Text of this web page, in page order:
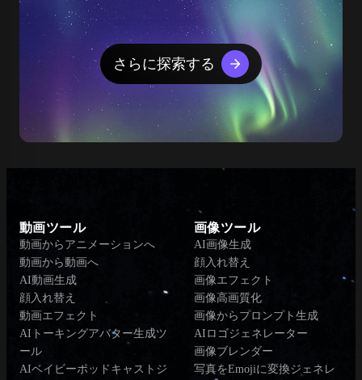
さらに探索する
動画ツール
動画からアニメーションへ
動画から動画へ
AI動画生成
顔入れ替え
動画エフェクト
AIトーキングアバター生成ツ
ール
AIベイビーポッドキャストジ
画像ツール
AI画像生成
顔入れ替え
画像エフェクト
画像高画質化
画像からプロンプト生成
AIロゴジェネレーター
画像ブレンダー
写真をEmojiに変換ジェネレ